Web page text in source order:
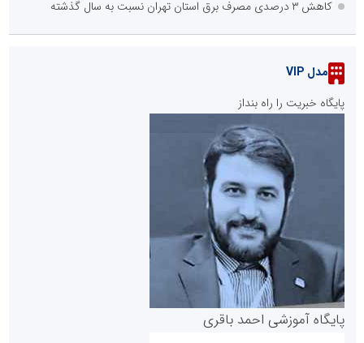
کاهش ۳ درصدی مصرف برق استان تهران نسبت به سال گذشته
مدل VIP
پایگاه خبریت را راه بنداز
پایگاه آموزشی احمد باقری